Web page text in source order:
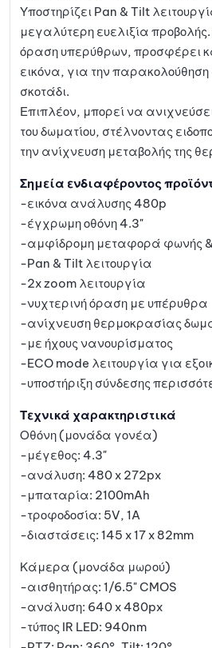
Υποστηρίζει Pan & Tilt
μεγαλύτερη ευελιξία
όραση υπερύθρων, προσφέρει
εικόνα, για την παρακολούθηση
σκοτάδι.
Επιπλέον, μπορεί να
του δωματίου, στέλνοντας
την ανίχνευση μεταβολής της
Σημεία ενδιαφέροντος
-εικόνα ανάλυσης 480p
-έγχρωμη οθόνη 4.3"
-αμφίδρομη μεταφορά φωνής
-Pan & Tilt λειτουργία
-2x zoom λειτουργία
-νυχτερινή όραση με υπέρυθρα
-ανίχνευση θερμοκρασίας
-με ήχους νανουρίσματος
-ECO mode λειτουργία για
-υποστήριξη σύνδεσης
Τεχνικά χαρακτηριστικά
Οθόνη (μονάδα γονέα)
-μέγεθος: 4.3"
-ανάλυση: 480 x 272px
-μπαταρία: 2100mAh
-τροφοδοσία: 5V, 1A
-διαστάσεις: 145 x 17 x 82mm
Κάμερα (μονάδα μωρού)
-αισθητήρας: 1/6.5" CMOS
-ανάλυση: 640 x 480px
-τύπος IR LED: 940nm